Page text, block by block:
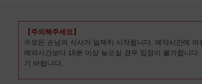
【주의해주세요】
※모든 손님의 식사가 일제히 시작됩니다. 예약시간에 여
예약시간보다 15분 이상 늦으실 경우 입점이 불가합니다
기 바랍니다.